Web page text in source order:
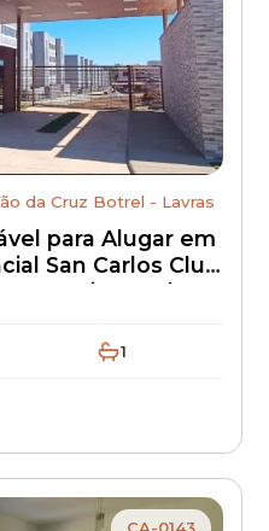
da Cruz Botrel - Lavras
para Alugar em
San Carlos Club
Horizonte |
Residencial
1